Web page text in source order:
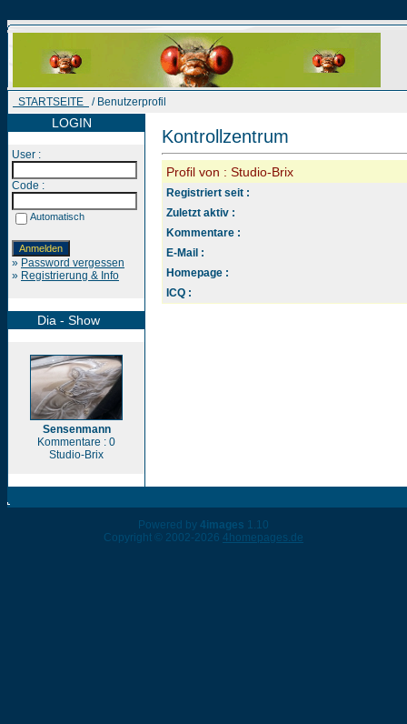
STARTSEITE / Benutzerprofil
LOGIN
User :
Code :
Automatisch
» Password vergessen
» Registrierung & Info
Dia - Show
Sensenmann
Kommentare : 0
Studio-Brix
Kontrollzentrum
Profil von : Studio-Brix
Registriert seit :
Zuletzt aktiv :
Kommentare :
E-Mail :
Homepage :
ICQ :
Powered by 4images 1.10
Copyright © 2002-2026 4homepages.de